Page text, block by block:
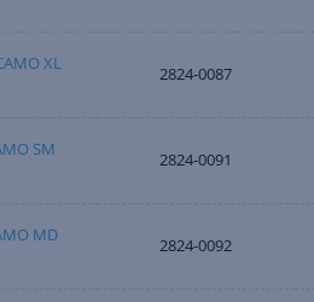
XL
2824-0087
SM
2824-0091
MD
2824-0092